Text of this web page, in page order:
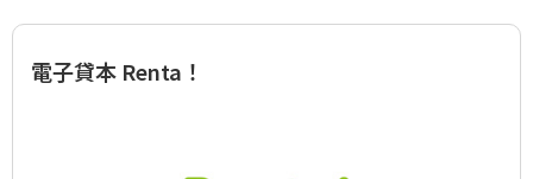
電子貸本 Renta！